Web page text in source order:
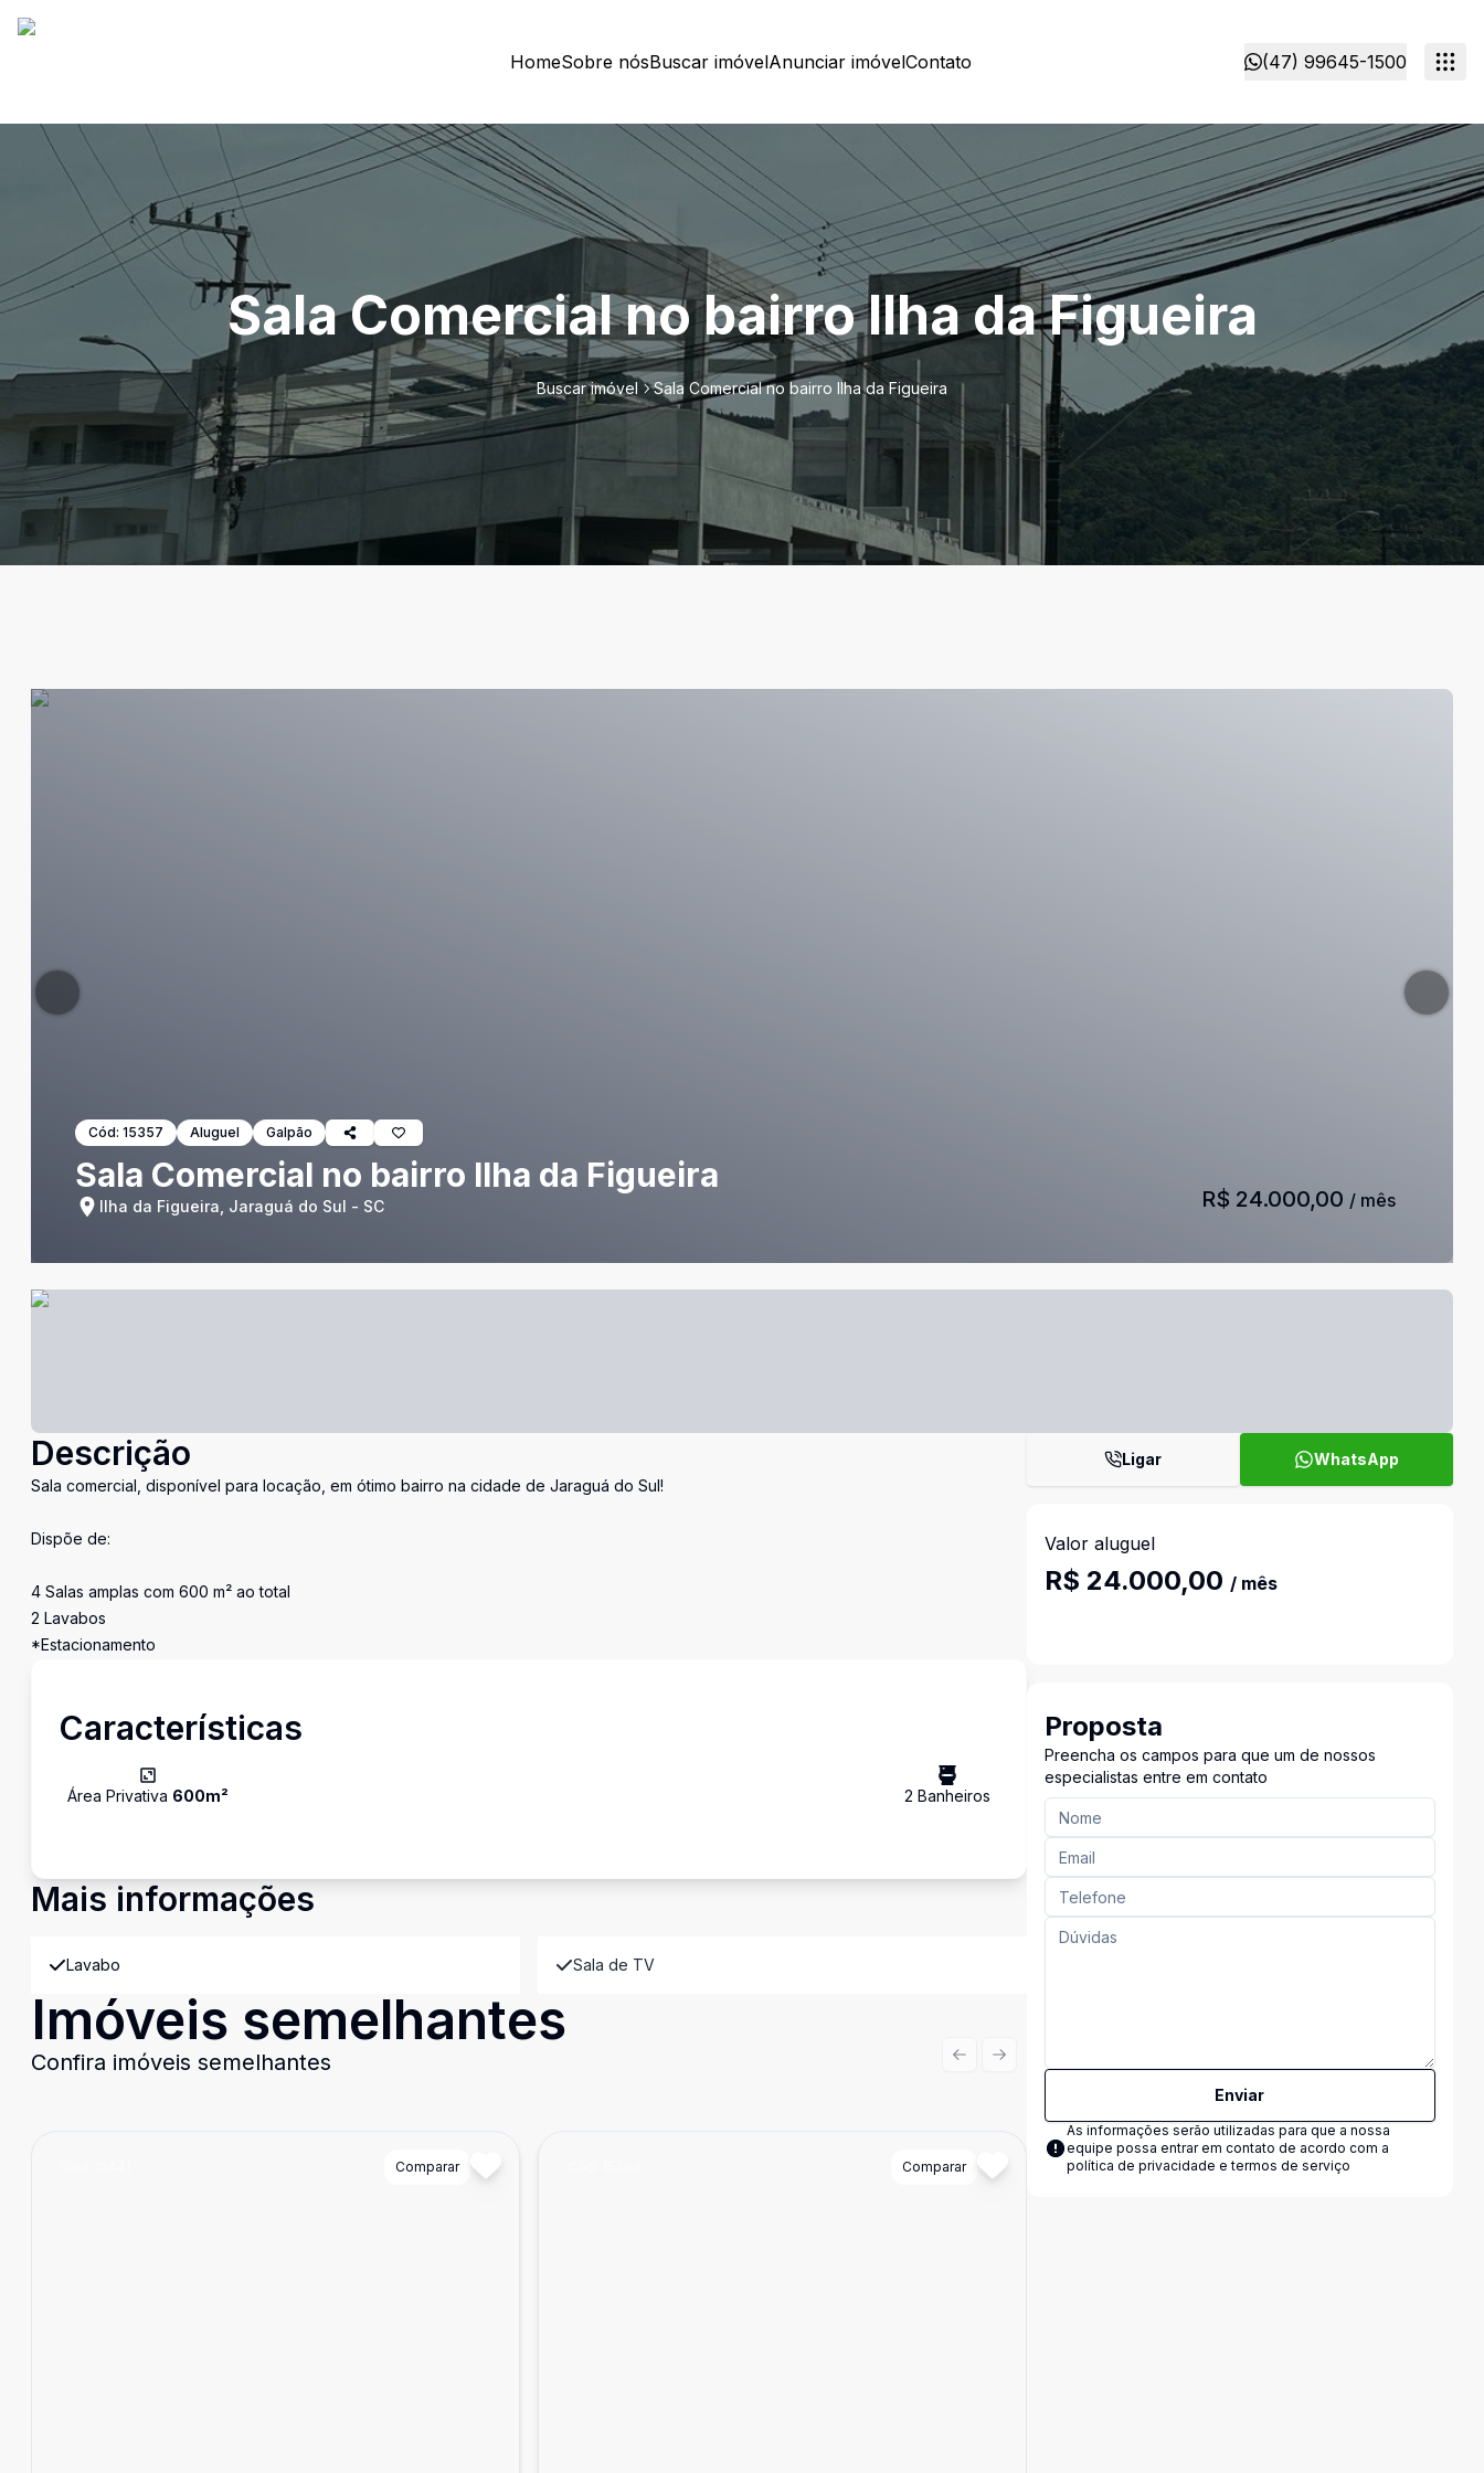
HomeSobre nósBuscar imóvelAnunciar imóvelContato (47) 99645-1500
Sala Comercial no bairro Ilha da Figueira
Buscar imóvel Sala Comercial no bairro Ilha da Figueira
Cód: 15357 Aluguel Galpão
Sala Comercial no bairro Ilha da Figueira
Ilha da Figueira, Jaraguá do Sul - SC R$ 24.000,00 / mês
Descrição
Sala comercial, disponível para locação, em ótimo bairro na cidade de Jaraguá do Sul!
Dispõe de:
4 Salas amplas com 600 m² ao total
2 Lavabos
*Estacionamento
Características
Área Privativa 600m² 2 Banheiros
Mais informações
Lavabo Sala de TV
Imóveis semelhantes
Confira imóveis semelhantes
Comparar Comparar Cód:15360
Previous slide
Next slide
Ligar WhatsApp
Valor aluguel
R$ 24.000,00 / mês
Proposta
Preencha os campos para que um de nossos
especialistas entre em contato
Enviar
As informações serão utilizadas para que a nossa
equipe possa entrar em contato de acordo com a
política de privacidade e termos de serviço